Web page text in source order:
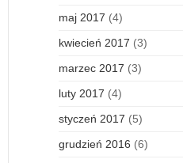
maj 2017 (4)
kwiecień 2017 (3)
marzec 2017 (3)
luty 2017 (4)
styczeń 2017 (5)
grudzień 2016 (6)